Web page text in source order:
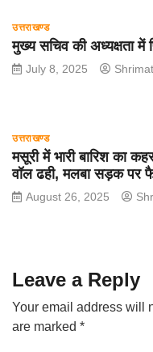
उत्तराखण्ड
मुख्य सचिव की अध्यक्षता में
July 8, 2025
उत्तराखण्ड
मसूरी में भारी बारिश का
वॉल ढही, मलबा सड़क पर
August 26, 2025
Leave a Reply
Your email address will
are marked *